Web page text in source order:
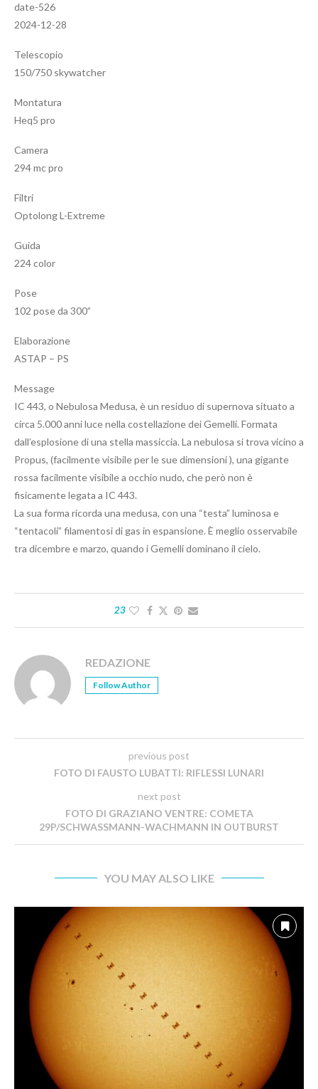
date-526
2024-12-28
Telescopio
150/750 skywatcher
Montatura
Heq5 pro
Camera
294 mc pro
Filtri
Optolong L-Extreme
Guida
224 color
Pose
102 pose da 300”
Elaborazione
ASTAP – PS
Message
IC 443, o Nebulosa Medusa, è un residuo di supernova situato a
circa 5.000 anni luce nella costellazione dei Gemelli. Formata
dall’esplosione di una stella massiccia. La nebulosa si trova vicino a
Propus, (facilmente visibile per le sue dimensioni ), una gigante
rossa facilmente visibile a occhio nudo, che però non è
fisicamente legata a IC 443.
La sua forma ricorda una medusa, con una “testa” luminosa e
“tentacoli” filamentosi di gas in espansione. È meglio osservabile
tra dicembre e marzo, quando i Gemelli dominano il cielo.
23
REDAZIONE
Follow Author
previous post
FOTO DI FAUSTO LUBATTI: RIFLESSI LUNARI
next post
FOTO DI GRAZIANO VENTRE: COMETA
29P/SCHWASSMANN-WACHMANN IN OUTBURST
YOU MAY ALSO LIKE